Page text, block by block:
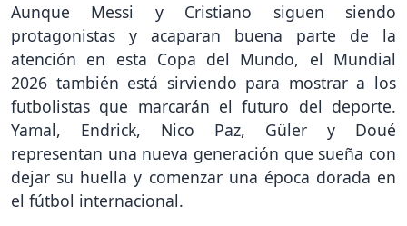
Aunque Messi y Cristiano siguen siendo
protagonistas y acaparan buena parte de la
atención en esta Copa del Mundo, el Mundial
2026 también está sirviendo para mostrar a los
futbolistas que marcarán el futuro del deporte.
Yamal, Endrick, Nico Paz, Güler y Doué
representan una nueva generación que sueña con
dejar su huella y comenzar una época dorada en
el fútbol internacional.